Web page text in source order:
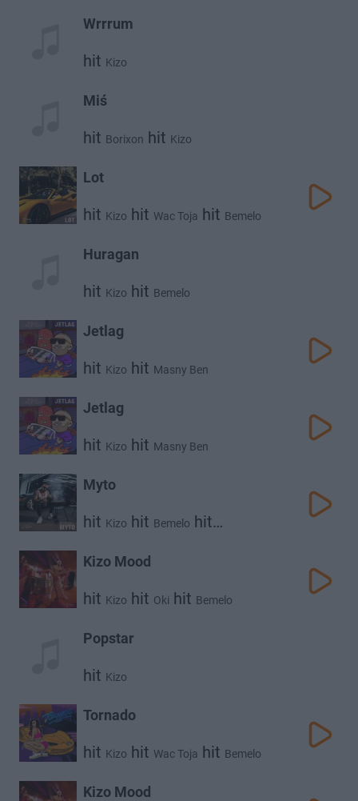
Wrrrum
hit Kizo
Miś
hit Borixon hit Kizo
Lot
hit Kizo hit Wac Toja hit Bemelo
Huragan
hit Kizo hit Bemelo
Jetlag
hit Kizo hit Masny Ben
Jetlag
hit Kizo hit Masny Ben
Myto
hit Kizo hit Bemelo hit
Kizo Mood
hit Kizo hit Oki hit Bemelo
Popstar
hit Kizo
Tornado
hit Kizo hit Wac Toja hit Bemelo
Kizo Mood